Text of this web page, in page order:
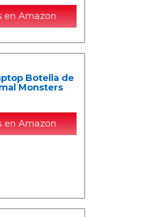
en Amazon
Botella de
Monsters
en Amazon